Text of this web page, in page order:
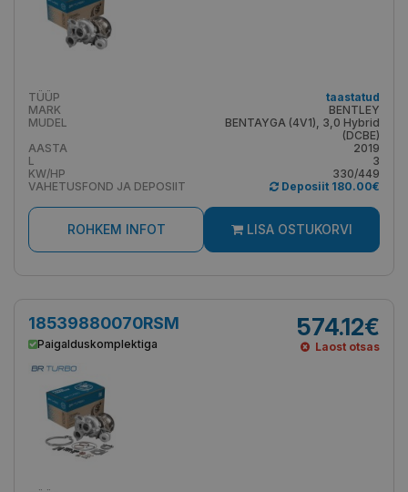
TÜÜP
taastatud
MARK
BENTLEY
MUDEL
BENTAYGA (4V1), 3,0 Hybrid
(DCBE)
AASTA
2019
L
3
KW/HP
330/449
VAHETUSFOND JA DEPOSIIT
Deposiit 180.00€
ROHKEM INFOT LISA OSTUKORVI
18539880070RSM
Paigalduskomplektiga
574.12€
Laost otsas